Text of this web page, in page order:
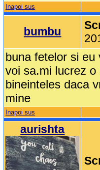
Inapoi sus
bumbu
buna fetelor si eu
voi sa.mi lucrez
bineinteles daca
mine
Inapoi sus
aurishta